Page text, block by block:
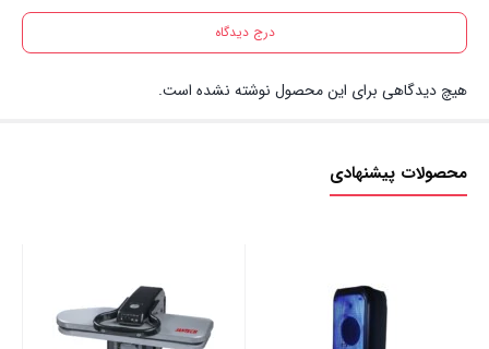
درج دیدگاه
هیچ دیدگاهی برای این محصول نوشته نشده است.
محصولات پیشنهادی